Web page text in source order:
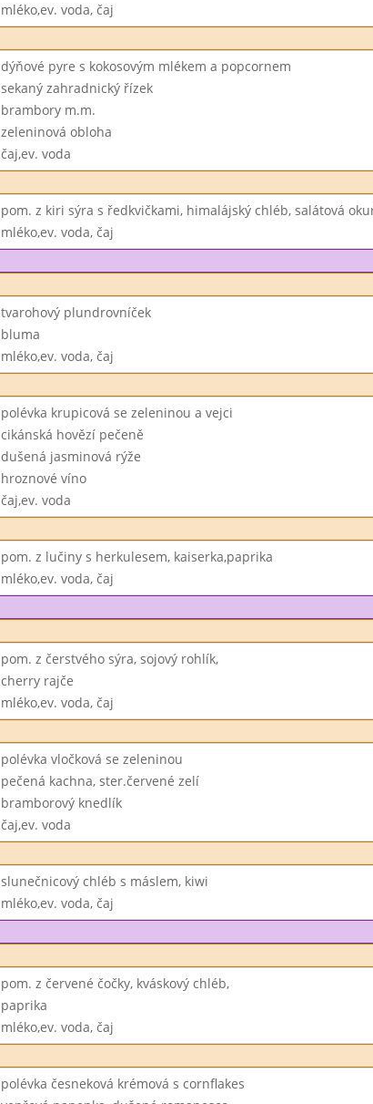
mléko,ev. voda, čaj
dýňové pyre s kokosovým mlékem a popcornem
sekaný zahradnický řízek
brambory m.m.
zeleninová obloha
čaj,ev. voda
pom. z kiri sýra s ředkvičkami, himalájský chléb, salátová
mléko,ev. voda, čaj
tvarohový plundrovníček
bluma
mléko,ev. voda, čaj
polévka krupicová se zeleninou a vejci
cikánská hovězí pečeně
dušená jasminová rýže
hroznové víno
čaj,ev. voda
pom. z lučiny s herkulesem, kaiserka,paprika
mléko,ev. voda, čaj
pom. z čerstvého sýra, sojový rohlík,
cherry rajče
mléko,ev. voda, čaj
polévka vločková se zeleninou
pečená kachna, ster.červené zelí
bramborový knedlík
čaj,ev. voda
slunečnicový chléb s máslem, kiwi
mléko,ev. voda, čaj
pom. z červené čočky, kváskový chléb,
paprika
mléko,ev. voda, čaj
polévka česneková krémová s cornflakes